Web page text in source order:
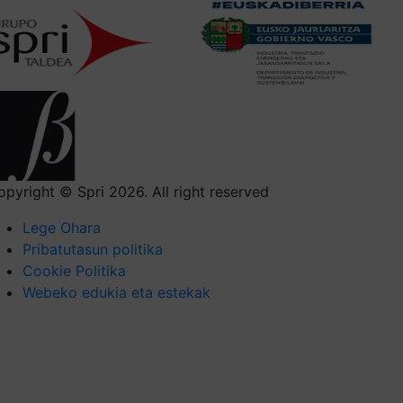
© Spri 2026. All right reserved
Lege Ohara
Pribatutasun politika
Cookie Politika
Webeko edukia eta estekak